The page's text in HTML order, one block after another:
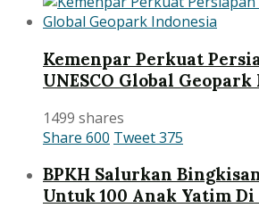
Kemenpar Perkuat
UNESCO Global
1499 shares
Share 600 Tweet375
BPKH Salurkan
Untuk 100 Anak Yatim